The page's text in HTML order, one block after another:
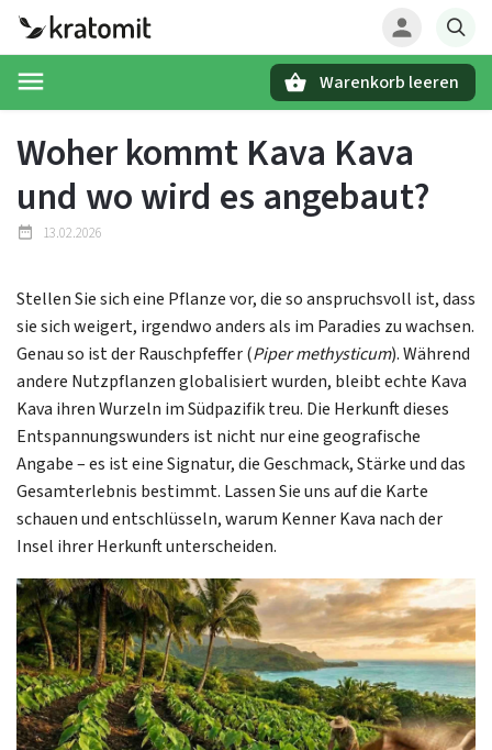
Warenkorb leeren
Woher kommt Kava Kava
und wo wird es angebaut?
13.02.2026
Stellen Sie sich eine Pflanze vor, die so anspruchsvoll ist, dass
sie sich weigert, irgendwo anders als im Paradies zu wachsen.
Genau so ist der Rauschpfeffer (Piper methysticum). Während
andere Nutzpflanzen globalisiert wurden, bleibt echte Kava
Kava ihren Wurzeln im Südpazifik treu. Die Herkunft dieses
Entspannungswunders ist nicht nur eine geografische
Angabe – es ist eine Signatur, die Geschmack, Stärke und das
Gesamterlebnis bestimmt. Lassen Sie uns auf die Karte
schauen und entschlüsseln, warum Kenner Kava nach der
Insel ihrer Herkunft unterscheiden.